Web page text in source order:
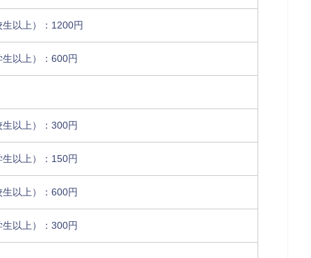
以上）：1200円
以上）：600円
以上）：300円
以上）：150円
以上）：600円
以上）：300円